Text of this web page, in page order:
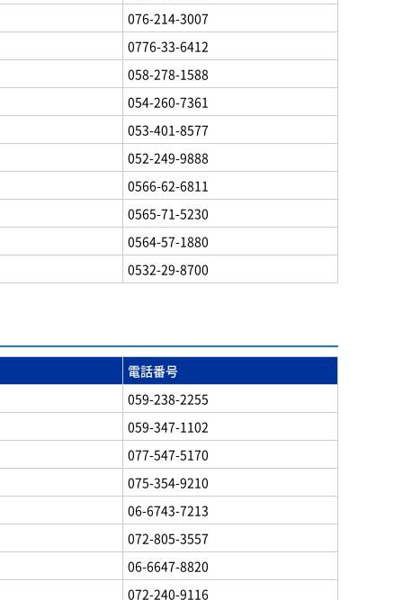
076-214-3007
0776-33-6412
058-278-1588
054-260-7361
053-401-8577
052-249-9888
0566-62-6811
0565-71-5230
0564-57-1880
0532-29-8700
電話番号
059-238-2255
059-347-1102
077-547-5170
075-354-9210
06-6743-7213
072-805-3557
06-6647-8820
072-240-9116